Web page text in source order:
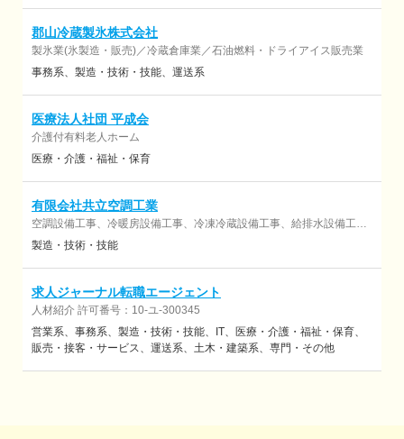
郡山冷蔵製氷株式会社
製氷業(氷製造・販売)／冷蔵倉庫業／石油燃料・ドライアイス販売業
事務系
製造・技術・技能 運送系
医療法人社団 平成会
介護付有料老人ホーム
医療・介護・福祉・保育
有限会社共立空調工業
空調設備工事、冷暖房設備工事、冷凍冷蔵設備工事、給排水設備工事
など
製造・技術・技能
求人ジャーナル転職エージェント
人材紹介 許可番号：10-ユ-300345
営業系
事務系 製造・技術・技能 IT
医療・介護・福祉・保育
販売・接客・サービス
運送系 土木・建築系 専門・その他